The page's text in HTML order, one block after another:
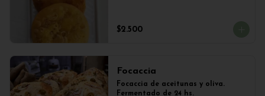
$2.500
Focaccia
Focaccia de aceitunas y oliva.
Fermentado de 24 hs.